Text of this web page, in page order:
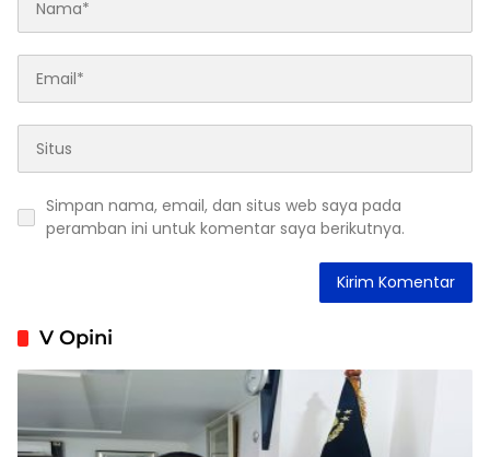
Simpan nama, email, dan situs web saya pada
peramban ini untuk komentar saya berikutnya.
V Opini